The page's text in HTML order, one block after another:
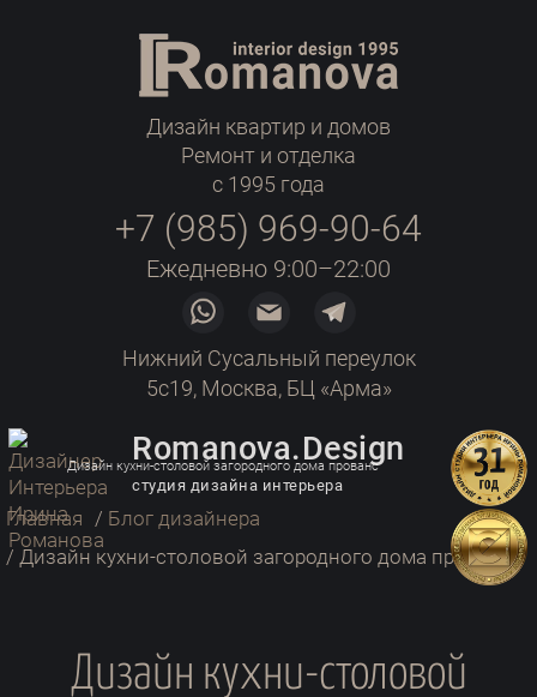
Дизайн квартир и домов
Ремонт и отделка
с 1995 года
+7 (985) 969-90-64
Ежедневно 9:00–22:00
Нижний Сусальный переулок
5с19, Москва, БЦ «Арма»
Romanova.Design
студия дизайна интерьера
Дизайн кухни-столовой загородного дома прованс
Главная / Блог дизайнера
/ Дизайн кухни-столовой загородного дома прованс
Дизайн кухни-столовой